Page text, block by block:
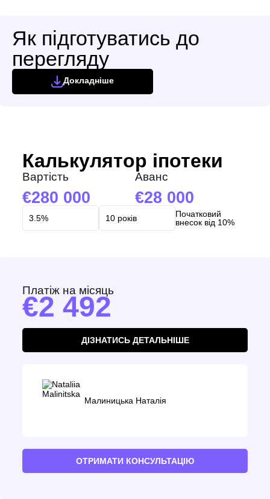
Як підготуватись до
перегляду
Докладніше
Калькулятор іпотеки
Вартість
280 000
Аванс
28 000
Початковий
внесок від 10%
Платіж на місяць
2 492
ДІЗНАТИСЬ ДЕТАЛЬНІШЕ
Малиницька Наталія
ОТРИМАТИ КОНСУЛЬТАЦІЮ